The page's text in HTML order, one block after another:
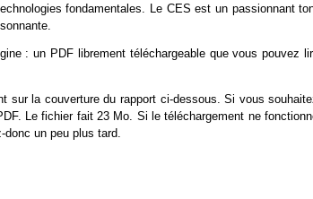
fondamentales. Le CES est un passionnant
: un PDF librement téléchargeable que vous pouvez
sur la couverture du rapport ci-dessous. Si vous
Le fichier fait 23 Mo. Si le téléchargement ne
un peu plus tard.